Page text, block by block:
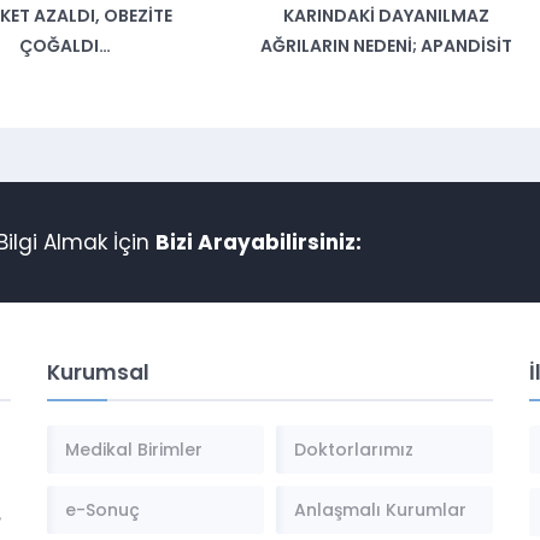
KARINDAKI DAYANILMAZ
AĞRILARIN NEDENI; APANDISIT
GRIP GIBI GELEN
KAÇIŞ
Almak İçin Bizi Arayabilirsiniz:
Kurumsal
Medikal Birimler Doktorlarımız
e-Sonuç Anlaşmalı Kurumlar